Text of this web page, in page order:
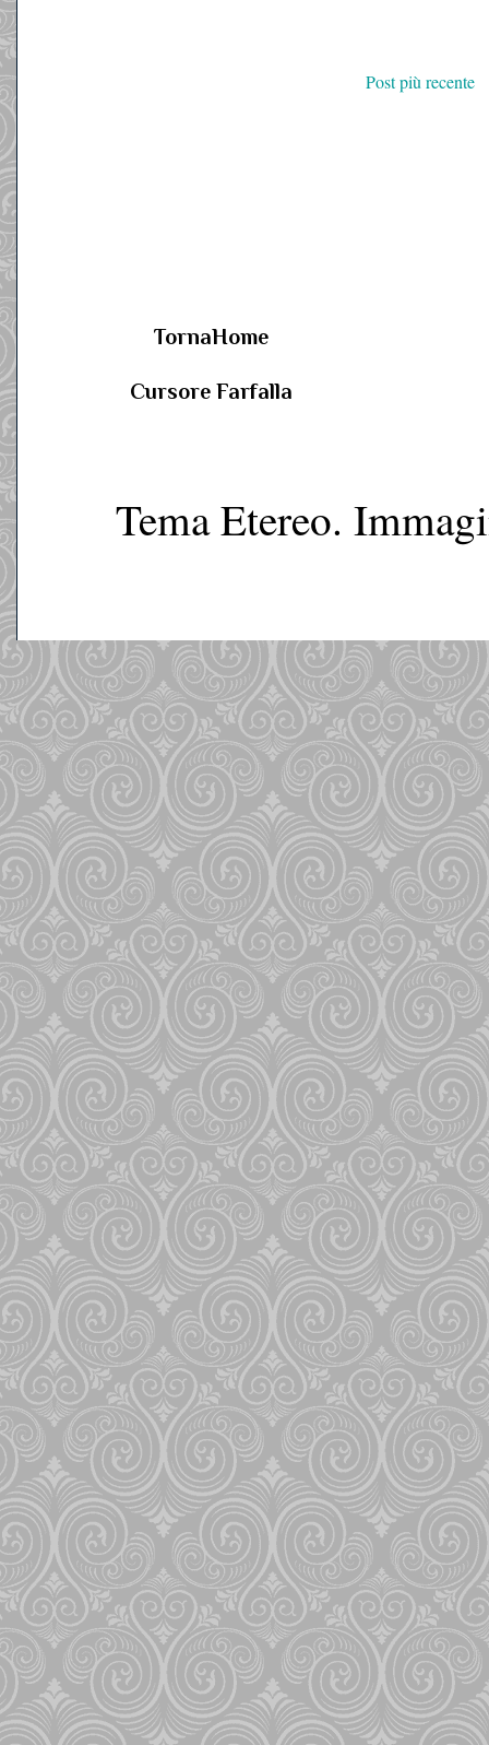
Post più recente
TornaHome
Cursore Farfalla
Tema Etereo.